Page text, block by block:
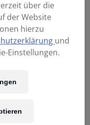
über die
der Website
hierzu
und
Einstellungen.